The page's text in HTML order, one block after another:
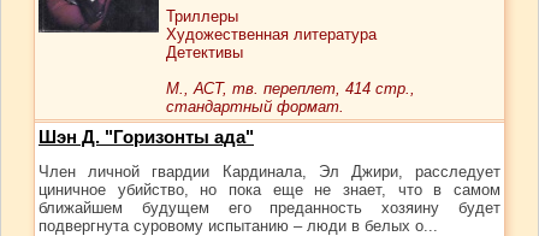
Триллеры
Художественная литература
Детективы
М., АСТ, тв. переплет, 414 стр.,
стандартный формат.
Шэн Д. "Горизонты ада"
Член личной гвардии Кардинала, Эл Джири, расследует
циничное убийство, но пока еще не знает, что в самом
ближайшем будущем его преданность хозяину будет
подвергнута суровому испытанию – люди в белых о...